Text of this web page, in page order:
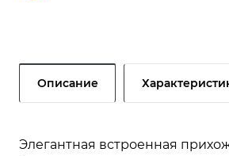
Описание
Элегантная встроенная